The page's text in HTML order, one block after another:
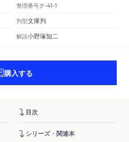
整理番号ク-41-1
判型文庫判
解説小野塚知二
購入する
目次
シリーズ・関連本